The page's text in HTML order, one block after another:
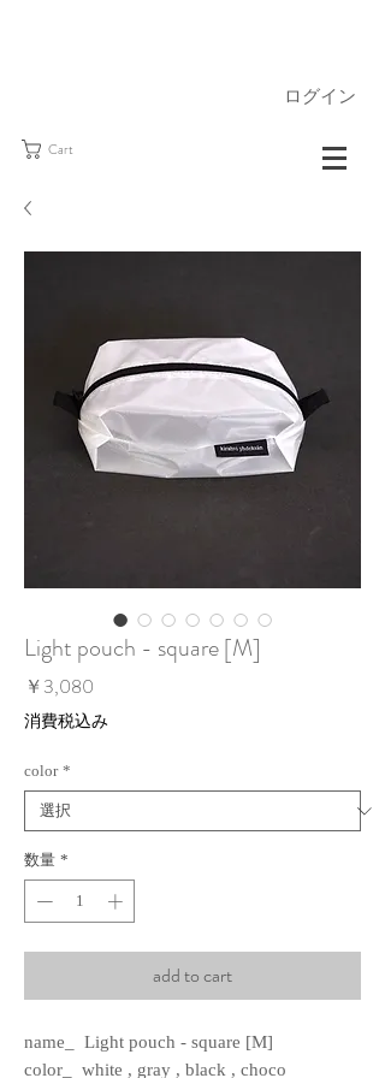
ログイン
Cart
Light pouch - square [M]
￥3,080
格
消費税込み
color *
数量 *
add to cart
name_ Light pouch - square [M]
color_ white , gray , black , choco